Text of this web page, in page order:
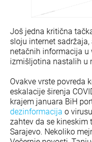
Još jedna kritična
sloju internet
netačnih informacija u
izmišljotina nastalih u
Ovakve vrste povreda
eskalacije širenja
krajem januara BiH
dezinformacija o
zahtev da se
Sarajevo. Nekoliko